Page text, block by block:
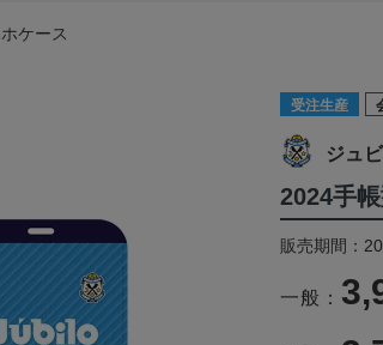
ケース
受注生産
ジュ
2024手
販売期間：
一般：